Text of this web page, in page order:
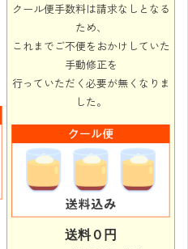
クール便手数料は請求なしとなる
ため、
これまでご不便をおかけしていた
手動修正を
行っていただく必要が無くなりま
した。
送料０円